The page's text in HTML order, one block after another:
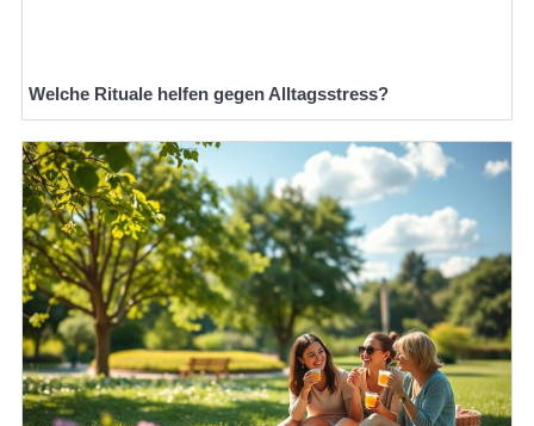
Welche Rituale helfen gegen Alltagsstress?